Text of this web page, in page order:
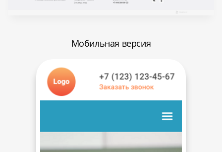
Мобильная версия